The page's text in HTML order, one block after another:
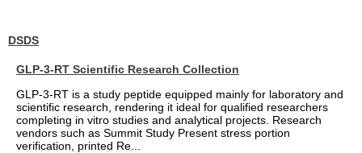
DSDS
GLP-3-RT Scientific Research Collection
GLP-3-RT is a study peptide equipped mainly for laboratory and
scientific research, rendering it ideal for qualified researchers
completing in vitro studies and analytical projects. Research
vendors such as Summit Study Present stress portion
verification, printed Re...